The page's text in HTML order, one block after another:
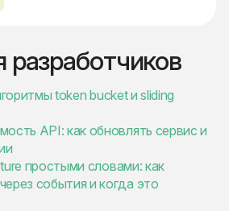
разработчиков
token bucket и sliding
API: как обновлять сервис и
простыми словами: как
события и когда это